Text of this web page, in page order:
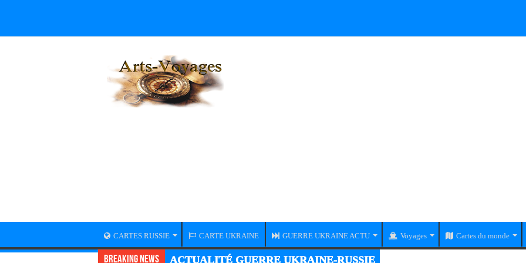
CARTES RUSSIE CARTE UKRAINE GUERRE UKRAINE ACTU Voyages Cartes du monde
Breaking News ACTUALITÉ GUERRE UKRAINE-RUSSIE